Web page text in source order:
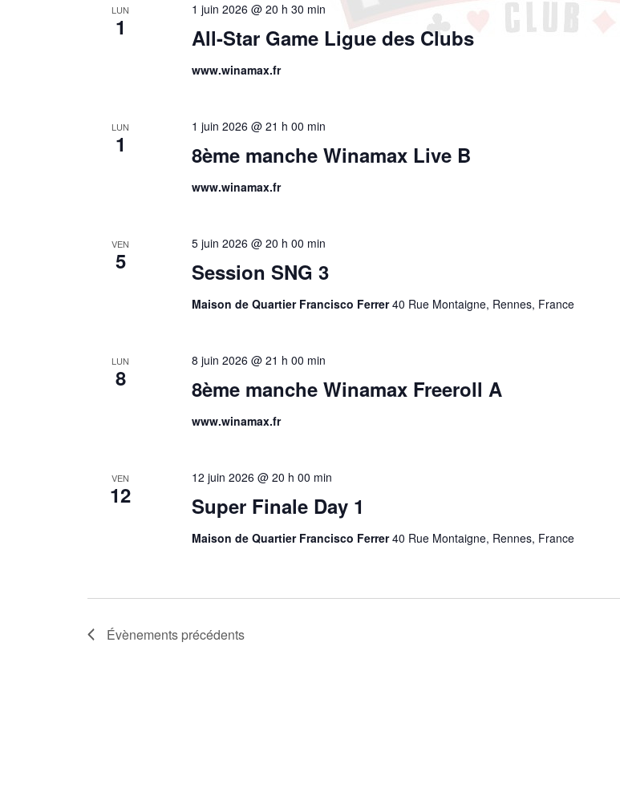
LUN
1 All-Star Game Ligue des Clubs
1 juin 2026 @ 20 h 30 min
www.winamax.fr
LUN
1 8ème manche Winamax Live B
1 juin 2026 @ 21 h 00 min
www.winamax.fr
VEN
5 Session SNG 3
5 juin 2026 @ 20 h 00 min
Maison de Quartier Francisco Ferrer40 Rue Montaigne, Rennes, France
LUN
8 8ème manche Winamax Freeroll A
8 juin 2026 @ 21 h 00 min
www.winamax.fr
VEN
12 Super Finale Day 1
12 juin 2026 @ 20 h 00 min
Maison de Quartier Francisco Ferrer40 Rue Montaigne, Rennes, France
Évènements précédents